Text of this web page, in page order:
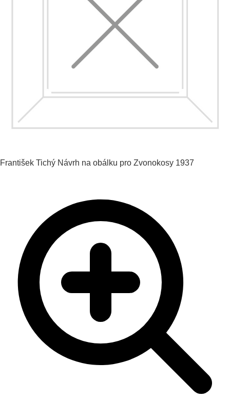
František Tichý Návrh na obálku pro Zvonokosy 1937